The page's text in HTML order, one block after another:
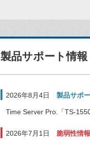
製品サポート情報
2026年8月4日 製品サポ
Time Server Pro.「TS-
2026年7月1日 脆弱性情報